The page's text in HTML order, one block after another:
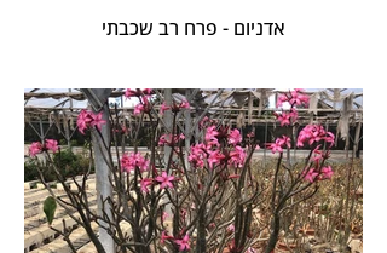
אדניום - פרח רב שכבתי